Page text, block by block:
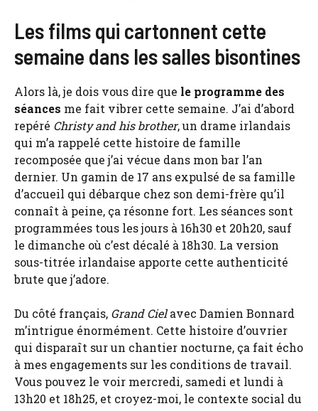
Les films qui cartonnent cette
semaine dans les salles bisontines
Alors là, je dois vous dire que le programme des
séances me fait vibrer cette semaine. J’ai d’abord
repéré Christy and his brother, un drame irlandais
qui m’a rappelé cette histoire de famille
recomposée que j’ai vécue dans mon bar l’an
dernier. Un gamin de 17 ans expulsé de sa famille
d’accueil qui débarque chez son demi-frère qu’il
connaît à peine, ça résonne fort. Les séances sont
programmées tous les jours à 16h30 et 20h20, sauf
le dimanche où c’est décalé à 18h30. La version
sous-titrée irlandaise apporte cette authenticité
brute que j’adore.
Du côté français, Grand Cielavec Damien Bonnard
m’intrigue énormément. Cette histoire d’ouvrier
qui disparaît sur un chantier nocturne, ça fait écho
à mes engagements sur les conditions de travail.
Vous pouvez le voir mercredi, samedi et lundi à
13h20 et 18h25, et croyez-moi, le contexte social du